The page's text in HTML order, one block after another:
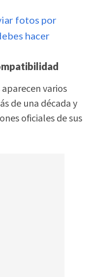
fotos por
hacer
varios
de una década y
oficiales de sus